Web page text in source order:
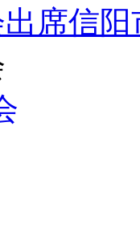
席信